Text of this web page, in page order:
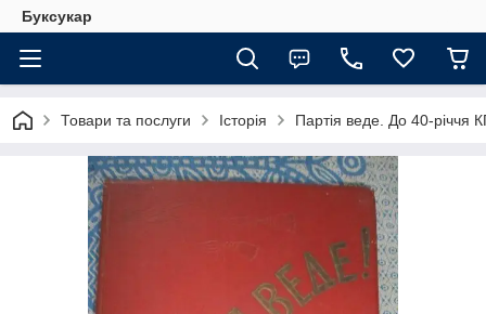
Буксукар
Товари та послуги Історія Партія веде. До 40-річчя